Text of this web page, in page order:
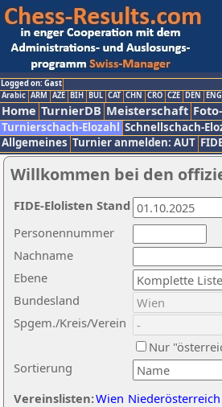
Logged on: Gast
Arabic ARM AZE BIH BUL CAT CHN CRO CZE DEN ENG
Home TurnierDB Meisterschaft
Turnierschach-Elozahl Schnellschach-
Allgemeines Turnier anmelden: AUT
Willkommen bei den
Nachname
Ebene
Sortierung
Personennummer
Bundesland
Spgem./Kreis/Verein
Nur
Vereinslisten:Wien Niederösterreich
FIDE-Elolisten Stand